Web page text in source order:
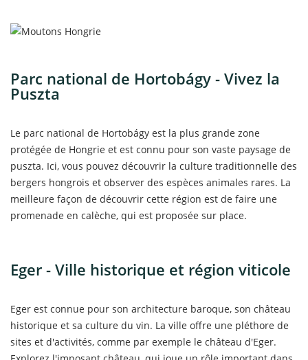
Parc national de Hortobágy - Vivez la
Puszta
Le parc national de Hortobágy est la plus grande zone
protégée de Hongrie et est connu pour son vaste paysage de
puszta. Ici, vous pouvez découvrir la culture traditionnelle des
bergers hongrois et observer des espèces animales rares. La
meilleure façon de découvrir cette région est de faire une
promenade en calèche, qui est proposée sur place.
Eger - Ville historique et région viticole
Eger est connue pour son architecture baroque, son château
historique et sa culture du vin. La ville offre une pléthore de
sites et d'activités, comme par exemple le château d'Eger.